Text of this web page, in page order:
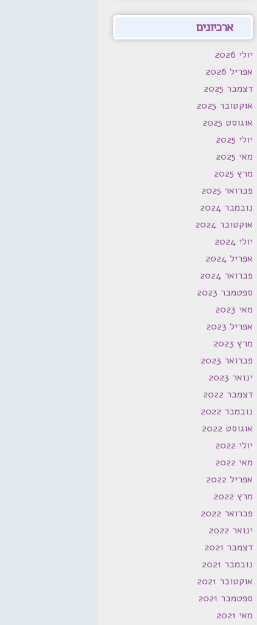
ארכיונים
יולי 2026
אפריל 2026
דצמבר 2025
אוקטובר 2025
אוגוסט 2025
יולי 2025
מאי 2025
מרץ 2025
פברואר 2025
נובמבר 2024
אוקטובר 2024
יולי 2024
אפריל 2024
פברואר 2024
ספטמבר 2023
מאי 2023
אפריל 2023
מרץ 2023
פברואר 2023
ינואר 2023
דצמבר 2022
נובמבר 2022
אוגוסט 2022
יולי 2022
מאי 2022
אפריל 2022
מרץ 2022
פברואר 2022
ינואר 2022
דצמבר 2021
נובמבר 2021
אוקטובר 2021
ספטמבר 2021
מאי 2021